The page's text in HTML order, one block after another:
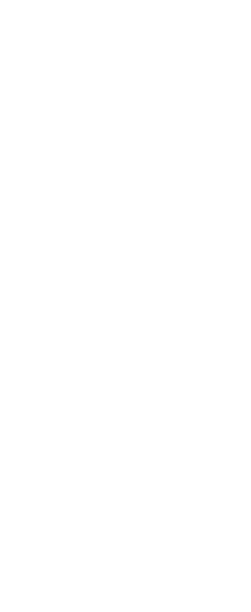
is okozhatja